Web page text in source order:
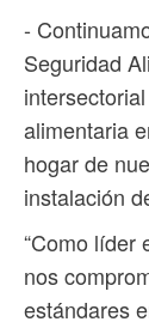
-
Seguridad
alimentaria
hogar de
instalación
“Como líder
nos
estándares